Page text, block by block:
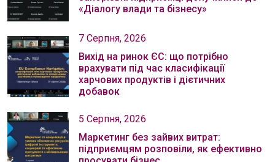
«Діалогу влади та бізнесу»
7 Серпня, 2026
Вихід на ринок ЄС: що потрібно
врахувати під час класифікації
харчових продуктів і дієтичних
добавок
5 Серпня, 2026
Маркетинг без зайвих витрат:
підприємцям розповіли, як ефективно